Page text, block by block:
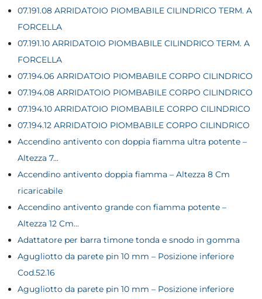
07.191.08 ARRIDATOIO PIOMBABILE CILINDRICO TERM. A
FORCELLA
07.191.10 ARRIDATOIO PIOMBABILE CILINDRICO TERM. A
FORCELLA
07.194.06 ARRIDATOIO PIOMBABILE CORPO CILINDRICO
07.194.08 ARRIDATOIO PIOMBABILE CORPO CILINDRICO
07.194.10 ARRIDATOIO PIOMBABILE CORPO CILINDRICO
07.194.12 ARRIDATOIO PIOMBABILE CORPO CILINDRICO
Accendino antivento con doppia fiamma ultra potente –
Altezza 7...
Accendino antivento doppia fiamma – Altezza 8 Cm
ricaricabile
Accendino antivento grande con fiamma potente –
Altezza 12 Cm...
Adattatore per barra timone tonda e snodo in gomma
Agugliotto da parete pin 10 mm – Posizione inferiore
Cod.52.16
Agugliotto da parete pin 10 mm – Posizione inferiore